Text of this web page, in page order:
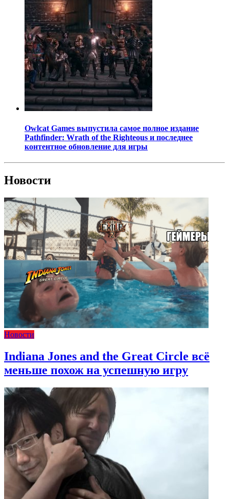
Owlcat Games выпустила самое полное издание
Pathfinder: Wrath of the Righteous и последнее
контентное обновление для игры
Новости
Новости
Indiana Jones and the Great Circle всё
меньше похож на успешную игру